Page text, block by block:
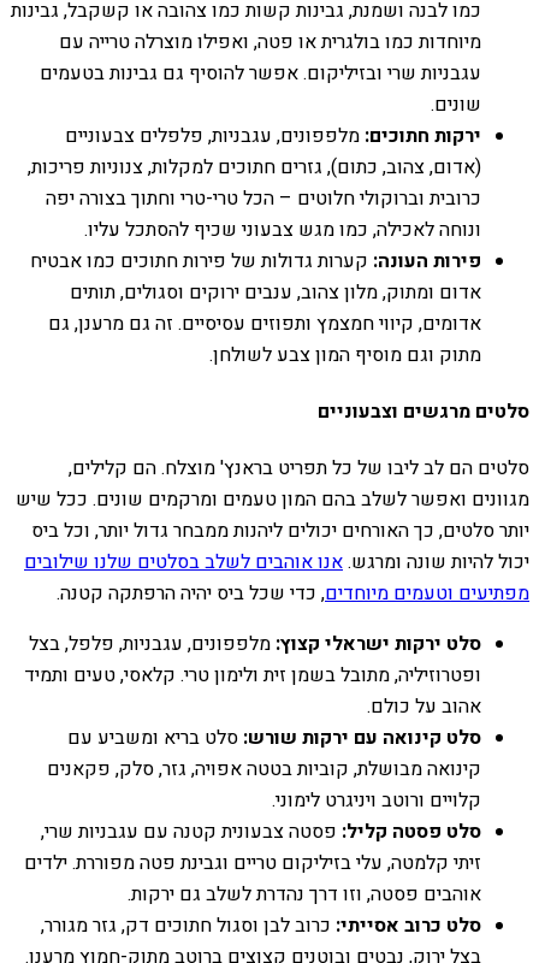
כמו לבנה ושמנת, גבינות קשות כמו צהובה או קשקבל, גבינות
מיוחדות כמו בולגרית או פטה, ואפילו מוצרלה טרייה עם
עגבניות שרי ובזיליקום. אפשר להוסיף גם גבינות בטעמים
שונים.
ירקות חתוכים: מלפפונים, עגבניות, פלפלים צבעוניים
(אדום, צהוב, כתום), גזרים חתוכים למקלות, צנוניות פריכות,
כרובית וברוקולי חלוטים – הכל טרי-טרי וחתוך בצורה יפה
ונוחה לאכילה, כמו מגש צבעוני שכיף להסתכל עליו.
פירות העונה: קערות גדולות של פירות חתוכים כמו אבטיח
אדום ומתוק, מלון צהוב, ענבים ירוקים וסגולים, תותים
אדומים, קיווי חמצמץ ותפוזים עסיסיים. זה גם מרענן, גם
מתוק וגם מוסיף המון צבע לשולחן.
סלטים מרגשים וצבעוניים
סלטים הם לב ליבו של כל תפריט בראנץ' מוצלח. הם קלילים,
מגוונים ואפשר לשלב בהם המון טעמים ומרקמים שונים. ככל שיש
יותר סלטים, כך האורחים יכולים ליהנות ממבחר גדול יותר, וכל ביס
יכול להיות שונה ומרגש.אנו אוהבים לשלב בסלטים שלנו שילובים
מפתיעים וטעמים מיוחדים, כדי שכל ביס יהיה הרפתקה קטנה.
סלט ירקות ישראלי קצוץ: מלפפונים, עגבניות, פלפל, בצל
ופטרוזיליה, מתובל בשמן זית ולימון טרי. קלאסי, טעים ותמיד
אהוב על כולם.
סלט קינואה עם ירקות שורש: סלט בריא ומשביע עם
קינואה מבושלת, קוביות בטטה אפויה, גזר, סלק, פקאנים
קלויים ורוטב ויניגרט לימוני.
סלט פסטה קליל: פסטה צבעונית קטנה עם עגבניות שרי,
זיתי קלמטה, עלי בזיליקום טריים וגבינת פטה מפוררת. ילדים
אוהבים פסטה, וזו דרך נהדרת לשלב גם ירקות.
סלט כרוב אסייתי: כרוב לבן וסגול חתוכים דק, גזר מגורר,
בצל ירוק, נבטים ובוטנים קצוצים ברוטב מתוק-חמוץ מרענן.